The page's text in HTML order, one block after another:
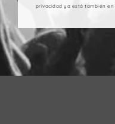
privacidad ya está también